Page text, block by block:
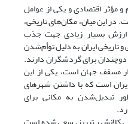
مؤثر اقتصادی و یکی از عوامل
در این میان، مکان‌های تاریخی،
بسیار زیادی جهت جذب
تاریخی ایران به دلیل توأم‌شدن
دوچندان برای گردشگران دارند.
مسقف جهان است، یکی از این
است که با داشتن شهره‏ای
تبدیل‌شدن به مکانی برای